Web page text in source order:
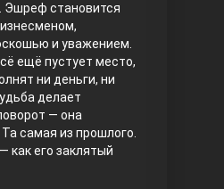
Эшреф становится
и уважением.
ещё пустует место,
ни деньги, ни
делает
— она
самая из прошлого.
как его заклятый